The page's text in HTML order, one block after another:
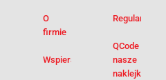
Regulamin
QCode –
nasze
naklejki na
O
firmie
Wspieramy